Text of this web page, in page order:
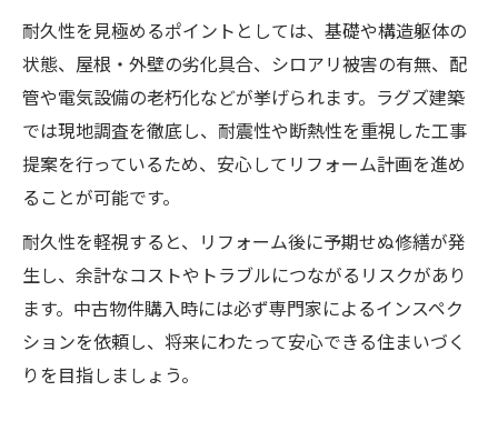
耐久性を見極めるポイントとしては、基礎や構造躯体の
状態、屋根・外壁の劣化具合、シロアリ被害の有無、配
管や電気設備の老朽化などが挙げられます。ラグズ建築
では現地調査を徹底し、耐震性や断熱性を重視した工事
提案を行っているため、安心してリフォーム計画を進め
ることが可能です。
耐久性を軽視すると、リフォーム後に予期せぬ修繕が発
生し、余計なコストやトラブルにつながるリスクがあり
ます。中古物件購入時には必ず専門家によるインスペク
ションを依頼し、将来にわたって安心できる住まいづく
りを目指しましょう。